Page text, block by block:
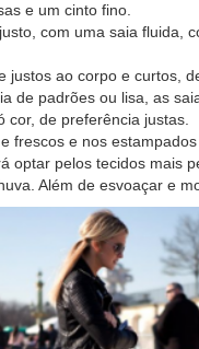
e um cinto fino.
com uma saia fluida,
justos ao corpo e curtos,
de padrões ou lisa, as
cor, de preferência justas.
frescos e nos
optar pelos tecidos mais
Além de esvoaçar e